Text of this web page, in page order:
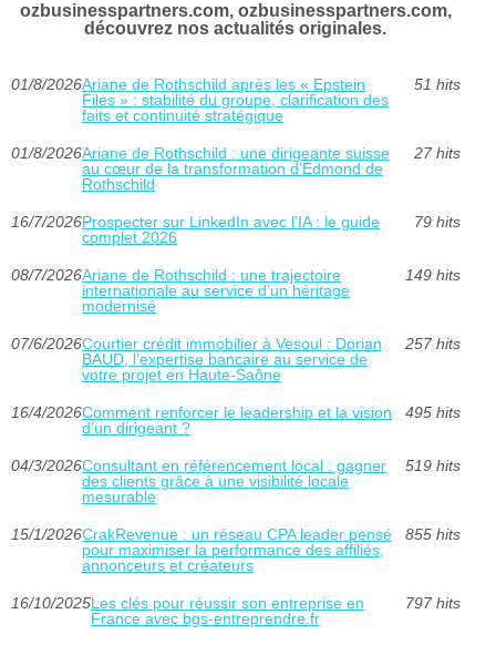
ozbusinesspartners.com, ozbusinesspartners.com,
découvrez nos actualités originales.
01/8/2026Ariane de Rothschild après les « Epstein
Files » : stabilité du groupe, clarification des
faits et continuité stratégique
51 hits
01/8/2026Ariane de Rothschild : une dirigeante suisse
au cœur de la transformation d’Edmond de
Rothschild
27 hits
16/7/2026Prospecter sur LinkedIn avec l'IA : le guide
complet 2026
79 hits
08/7/2026Ariane de Rothschild : une trajectoire
internationale au service d’un héritage
modernisé
149 hits
07/6/2026Courtier crédit immobilier à Vesoul : Dorian
BAUD, l’expertise bancaire au service de
votre projet en Haute-Saône
257 hits
16/4/2026Comment renforcer le leadership et la vision
d’un dirigeant ?
495 hits
04/3/2026Consultant en référencement local : gagner
des clients grâce à une visibilité locale
mesurable
519 hits
15/1/2026CrakRevenue : un réseau CPA leader pensé
pour maximiser la performance des affiliés,
annonceurs et créateurs
855 hits
16/10/2025Les clés pour réussir son entreprise en
France avec bgs-entreprendre.fr
797 hits